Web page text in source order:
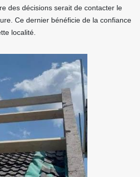
des décisions serait de contacter le
Ce dernier bénéficie de la confiance
localité.